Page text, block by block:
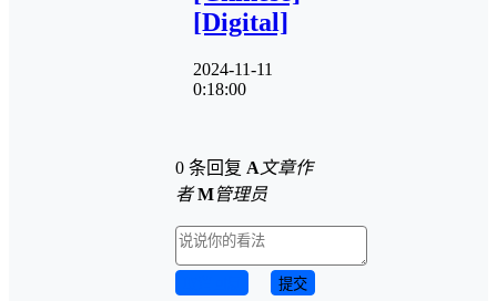
[Digital]
2024-11-11
0:18:00
0 条回复 A 文章作
者 M管理员
提交